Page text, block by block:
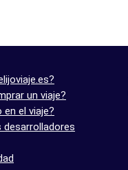
un viaje?
en el viaje?